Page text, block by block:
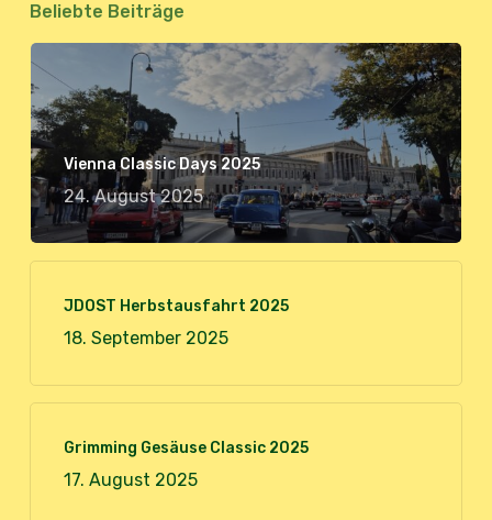
Beliebte Beiträge
Vienna Classic Days 2025
24. August 2025
JDOST Herbstausfahrt 2025
18. September 2025
Grimming Gesäuse Classic 2025
17. August 2025